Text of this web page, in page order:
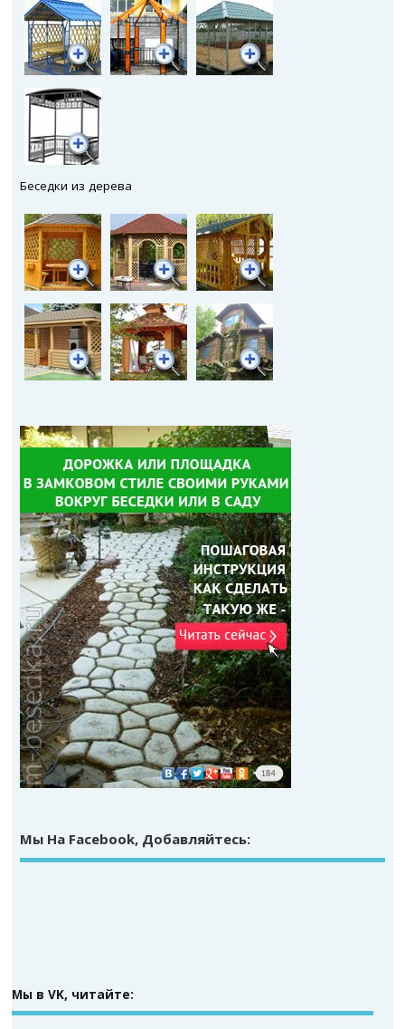
Беседки из дерева
Мы На Facebook, Добавляйтесь:
Мы в VK, читайте: